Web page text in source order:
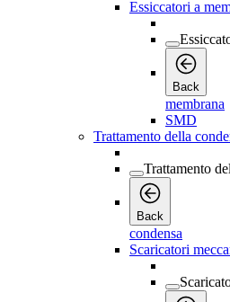
Essiccatori a
Back
membrana
SMD
Trattamento della
Trattamento
Back
condensa
Scaricatori